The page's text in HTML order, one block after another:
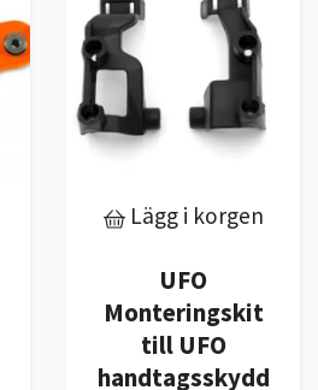
Lägg i korgen
UFO
Monteringskit
till UFO
handtagsskydd